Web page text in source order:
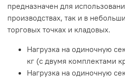
предназначен для
производствах, так и в
торговых точках и кладовых.
Нагрузка на одиночную
кг (с двумя комплектами
Нагрузка на одиночную